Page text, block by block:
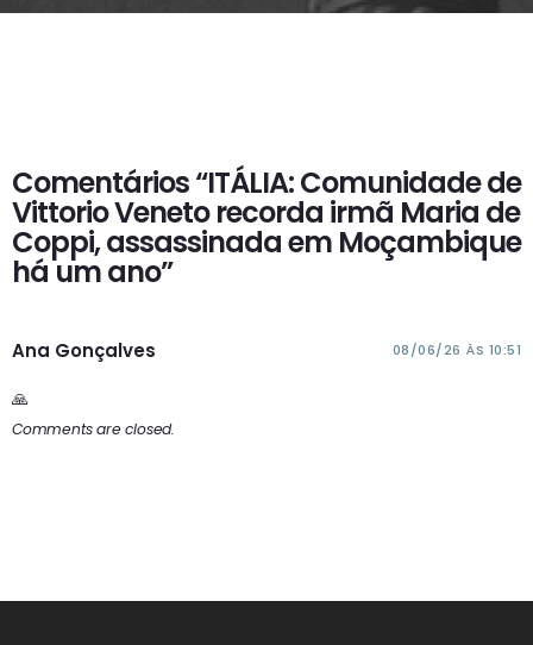
Comentários “ITÁLIA: Comunidade de
Vittorio Veneto recorda irmã Maria de
Coppi, assassinada em Moçambique
há um ano”
Ana Gonçalves 08/06/26 ÀS 10:51
🙏
Comments are closed.